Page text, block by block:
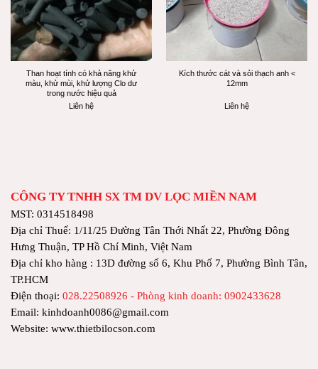
Than hoạt tính có khả năng khử
màu, khử mùi, khử lượng Clo dư
trong nước hiệu quả
Liên hệ
Kích thước cát và sỏi thạch anh <
12mm
Liên hệ
CÔNG TY TNHH SX TM DV LỌC MIỀN NAM
MST: 0314518498
Địa chỉ Thuế: 1/11/25 Đường Tân Thới Nhất 22, Phường Đông
Hưng Thuận, TP Hồ Chí Minh, Việt Nam
Địa chỉ kho hàng : 13D đường số 6, Khu Phố 7, Phường Bình Tân,
TP.HCM
Điện thoại: 028.22508926 - Phòng kinh doanh: 0902433628
Email: kinhdoanh0086@gmail.com
Website: www.thietbilocson.com